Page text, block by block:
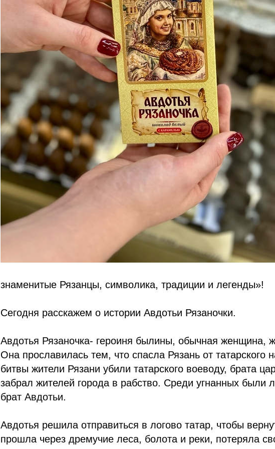
знаменитые Рязанцы, символика, традиции и легенды»!
Сегодня расскажем о истории Авдотьи Рязаночки.
Авдотья Рязаночка- героиня былины, обычная женщина,
Она прославилась тем, что спасла Рязань от татарского
битвы жители Рязани убили татарского воеводу, брата
забрал жителей города в рабство. Среди угнанных
брат Авдотьи.
Авдотья решила отправиться в логово татар, чтобы
прошла через дремучие леса, болота и реки, потеряла